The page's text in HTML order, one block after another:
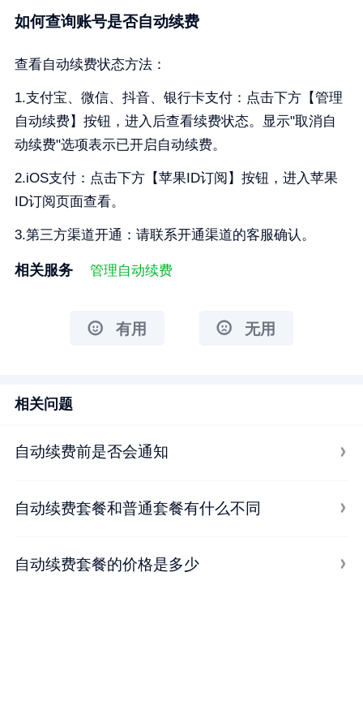
如何查询账号是否自动续费
查看自动续费状态方法：
1.支付宝、微信、抖音、银行卡支付：点击下方【管理
自动续费】按钮，进入后查看续费状态。显示"取消自
动续费"选项表示已开启自动续费。
2.iOS支付：点击下方【苹果ID订阅】按钮，进入苹果
ID订阅页面查看。
3.第三方渠道开通：请联系开通渠道的客服确认。
相关服务 管理自动续费
有用 无用
相关问题
自动续费前是否会通知
自动续费套餐和普通套餐有什么不同
自动续费套餐的价格是多少